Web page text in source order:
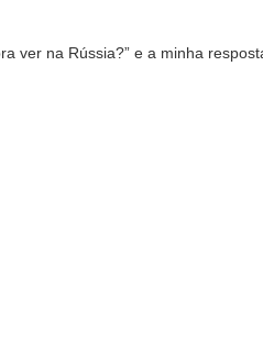
ver na Rússia?” e a minha